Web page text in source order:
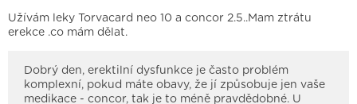
Užívám leky Torvacard neo 10 a concor 2.5..Mam ztrátu
erekce .co mám dělat.
Dobrý den, erektilní dysfunkce je často problém
komplexní, pokud máte obavy, že jí způsobuje jen vaše
medikace - concor, tak je to méně pravdědobné. U